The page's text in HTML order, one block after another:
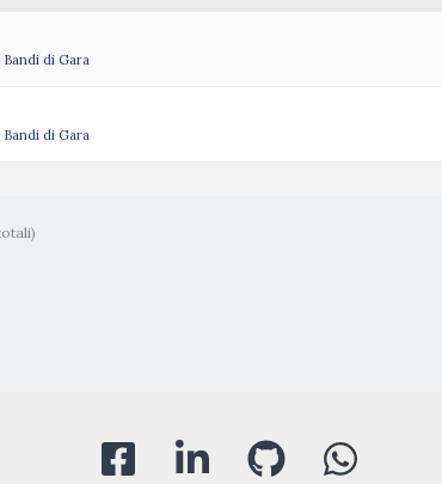
Bandi di Gara
Bandi di Gara